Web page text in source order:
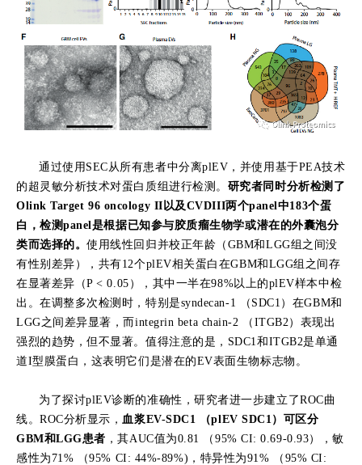
通过使用 SEC 从所有患者中分离plEV ，并使用基于PEA技术
的超灵敏分析技术对蛋白质组进行检测。 研究者同时分析检测了
Olink Target 96 oncology II 以及 CVDIII两个panel 中183个蛋
白，检测panel 是根据已知参与胶质瘤生物学或潜在的外囊泡分
类而选择的。使用线性回归并校正年龄（ GBM和 LGG组之间没
有性别差异），共有12个plEV相关蛋白在GBM和 LGG组之间存
在显著差异（P < 0.05 ），其中一半在98%以上的plEV样本中检
出。在调整多次检测时，特别是syndecan-1 （ SDC1 ）在GBM和
LGG之间差异显著，而 integrin beta chain-2 （ ITGB2 ）表现出
强烈的趋势，但不显著。值得注意的是， SDC1 和 ITGB2是单通
道I型膜蛋白，这表明它们是潜在的EV表面生物标志物。
为了探讨plEV诊断的准确性，研究者进一步建立了ROC曲
线。ROC分析显示， 血浆EV-SDC1 （plEV SDC1 ）可区分
GBM和LGG患者 ，其AUC值为0.81 （95% CI: 0.69-0.93），敏
感性为 71% （95% CI: 44%-89%) ，特异性为91% （ 95% CI: